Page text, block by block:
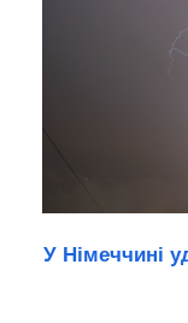
У Німеччині